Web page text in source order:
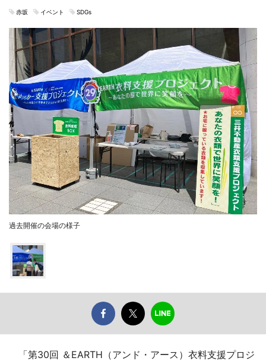
赤坂 イベント SDGs
過去開催の会場の様子
「第30回 ＆EARTH（アンド・アース）衣料支援プロジ